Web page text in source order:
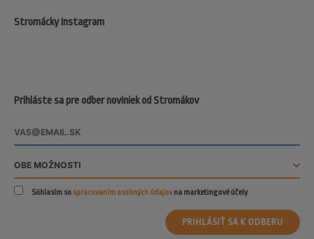
Prihláste sa pre odber noviniek od Stromákov
Súhlasím so spracovaním osobných údajovna marketingové účely.
PRIHLÁSIŤ SA K ODBERU
Stromácky Instagram